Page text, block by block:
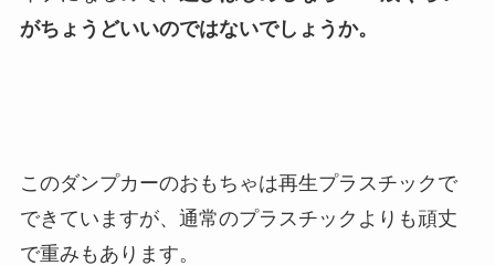
がちょうどいいのではないでしょうか。
このダンプカーのおもちゃは再生プラスチックで
できていますが、通常のプラスチックよりも頑丈
で重みもあります。